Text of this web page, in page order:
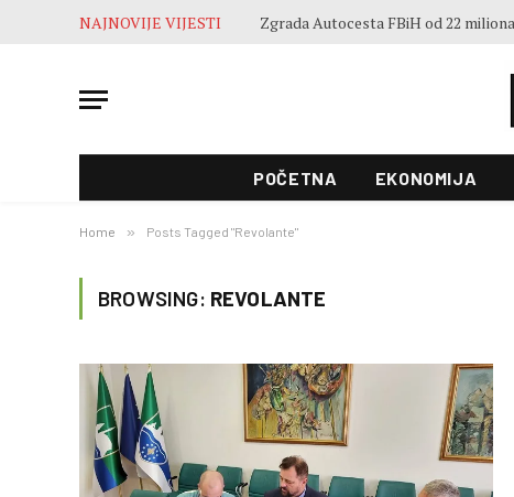
NAJNOVIJE VIJESTI
POČETNA EKONOMIJA
Home » Posts Tagged "Revolante"
BROWSING: REVOLANTE